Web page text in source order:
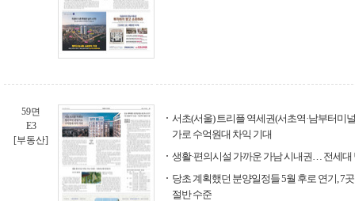
59면
E3
[부동산]
서초(서울) 트리플 역세권(서초역·남부터미
가로 수억원대 차익 기대
생활·편의시설 가까운 가남 시내권… 전세대
당초 계획했던 분양일정들 5월 후로 연기, 7
절반 수준